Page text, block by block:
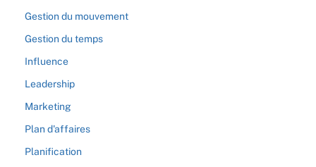
Gestion du mouvement
Gestion du temps
Influence
Leadership
Marketing
Plan d'affaires
Planification